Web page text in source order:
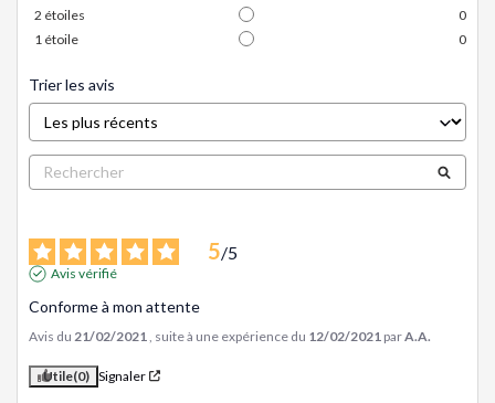
2 étoiles
0
1 étoile 0
Trier les avis
5/5
Avis vérifié
Conforme à mon attente
Avis du 21/02/2021 , suite à une expérience du 12/02/2021 parA.A.
Utile(0) Signaler